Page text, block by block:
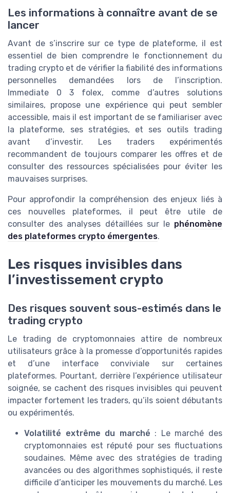
Les informations à connaître avant de se
lancer
Avant de s’inscrire sur ce type de plateforme, il est
essentiel de bien comprendre le fonctionnement du
trading crypto et de vérifier la fiabilité des informations
personnelles demandées lors de l’inscription.
Immediate 0 3 folex, comme d’autres solutions
similaires, propose une expérience qui peut sembler
accessible, mais il est important de se familiariser avec
la plateforme, ses stratégies, et ses outils trading
avant d’investir. Les traders expérimentés
recommandent de toujours comparer les offres et de
consulter des ressources spécialisées pour éviter les
mauvaises surprises.
Pour approfondir la compréhension des enjeux liés à
ces nouvelles plateformes, il peut être utile de
consulter des analyses détaillées sur le phénomène
des plateformes crypto émergentes.
Les risques invisibles dans
l’investissement crypto
Des risques souvent sous-estimés dans le
trading crypto
Le trading de cryptomonnaies attire de nombreux
utilisateurs grâce à la promesse d’opportunités rapides
et d’une interface conviviale sur certaines
plateformes. Pourtant, derrière l’expérience utilisateur
soignée, se cachent des risques invisibles qui peuvent
impacter fortement les traders, qu’ils soient débutants
ou expérimentés.
Volatilité extrême du marché : Le marché des
cryptomonnaies est réputé pour ses fluctuations
soudaines. Même avec des stratégies de trading
avancées ou des algorithmes sophistiqués, il reste
difficile d’anticiper les mouvements du marché. Les